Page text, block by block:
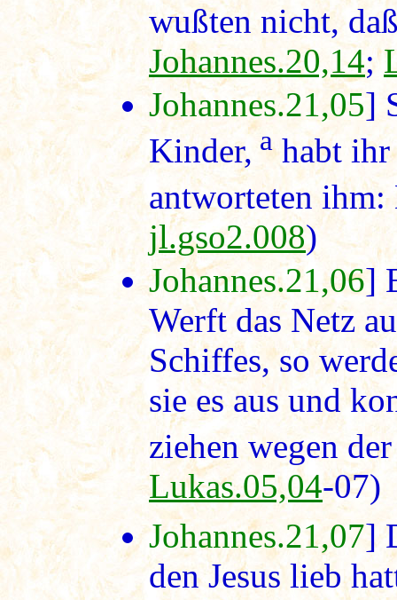
wußten nicht,
Johannes.20,14;
Johannes.21,05]
Kinder,ahabt ihr
antworteten ihm:
jl.gso2.008)
Johannes.21,06]
Werft das Netz
Schiffes, so
sie es aus und
ziehen wegen
Lukas.05,04-07)
Johannes.21,07]
den Jesus lieb